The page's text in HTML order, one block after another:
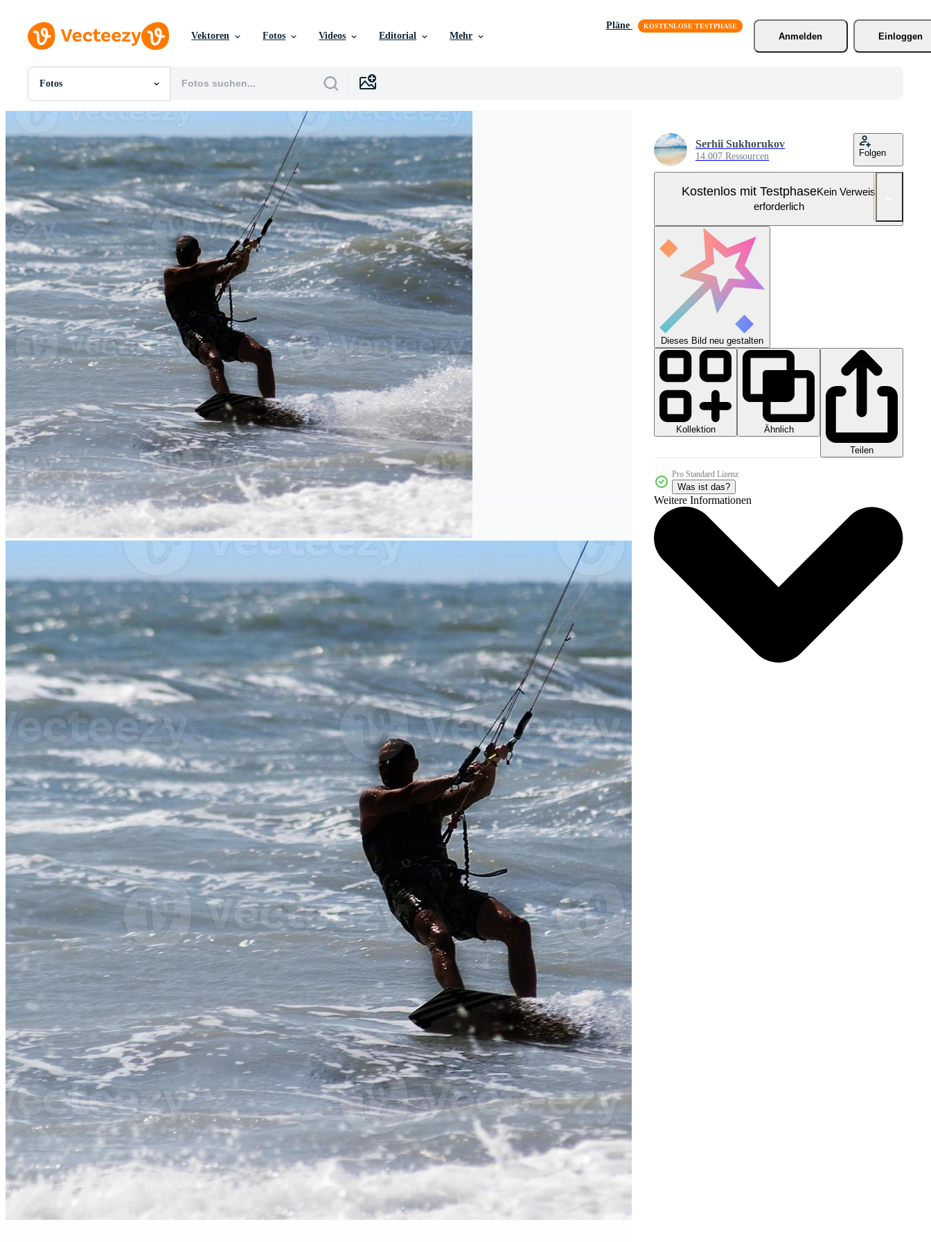
Vektoren Fotos Videos Editorial Mehr
Pläne
Anmelden
Einloggen
Fotos
Alle Bilder
PSDs
SVGs
Vorlagen
Vektoren
Videos
Motion Graphics
Redaktionelle Bilder
Redaktionelle Ereignisse
Serhii Sukhorukov
14.007 Ressourcen Folgen
Kostenlos mit TestphaseKein Verweis
erforderlich
Dieses Bild neu gestalten
Kollektion
Ähnlich
Teilen
Pro Standard Lizenz
Was ist das?
Weitere Informationen